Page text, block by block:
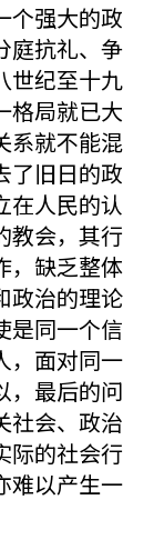
个强大的政
庭抗礼、争
世纪至十九
格局就已大
系就不能混
了旧日的政
在人民的认
教会，其行
，缺乏整体
政治的理论
是同一个信
，面对同一
，最后的问
会、政治
际的社会行
难以产生一